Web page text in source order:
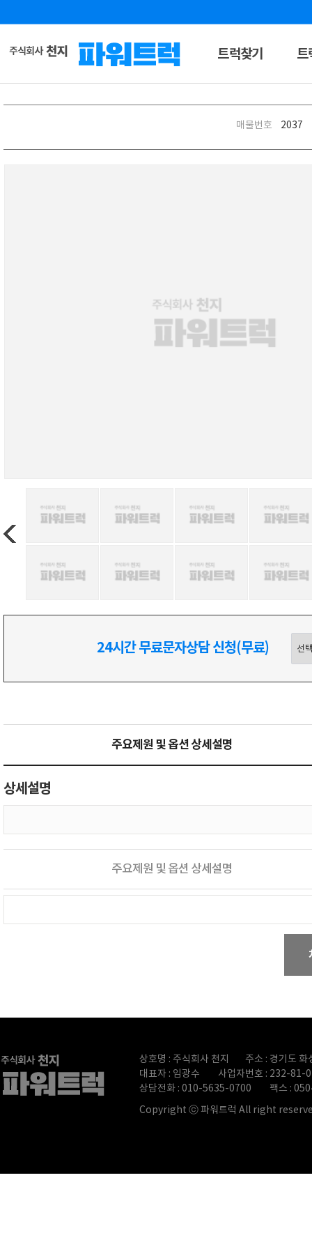
트럭찾기 트
매물번호 2037
24시간 무료문자상담 신청(무료)
주요제원 및 옵션 상세설명
상세설명
주요제원 및 옵션 상세설명
상호명 : 주식회사 천지
주소 : 경기도
대표자 : 임광수
사업자번호 : 232-81-
상담전화 : 010-5635-0700
팩스 :
Copyright ⓒ 파워트럭 All right